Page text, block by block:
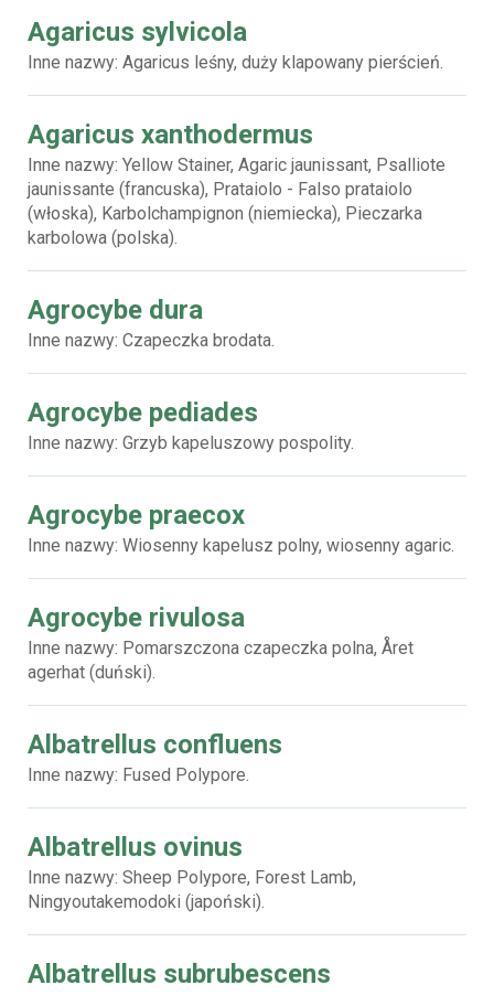
Agaricus sylvicola
Inne nazwy: Agaricus leśny, duży klapowany pierścień.
Agaricus xanthodermus
Inne nazwy: Yellow Stainer, Agaric jaunissant, Psalliote
jaunissante (francuska), Prataiolo - Falso prataiolo
(włoska), Karbolchampignon (niemiecka), Pieczarka
karbolowa (polska).
Agrocybe dura
Inne nazwy: Czapeczka brodata.
Agrocybe pediades
Inne nazwy: Grzyb kapeluszowy pospolity.
Agrocybe praecox
Inne nazwy: Wiosenny kapelusz polny, wiosenny agaric.
Agrocybe rivulosa
Inne nazwy: Pomarszczona czapeczka polna, Året
agerhat (duński).
Albatrellus confluens
Inne nazwy: Fused Polypore.
Albatrellus ovinus
Inne nazwy: Sheep Polypore, Forest Lamb,
Ningyoutakemodoki (japoński).
Albatrellus subrubescens